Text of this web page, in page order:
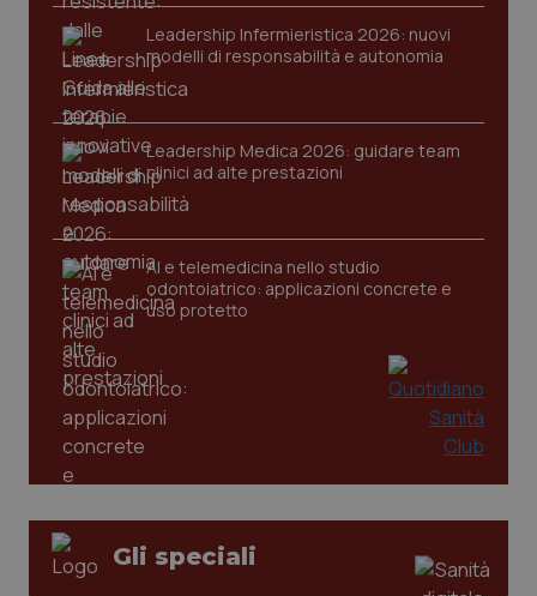
Leadership Infermieristica 2026: nuovi
modelli di responsabilità e autonomia
Leadership Medica 2026: guidare team
clinici ad alte prestazioni
AI e telemedicina nello studio
odontoiatrico: applicazioni concrete e
uso protetto
Gli speciali
.youtube.com
CookieScript
www.quotidianosanita.it